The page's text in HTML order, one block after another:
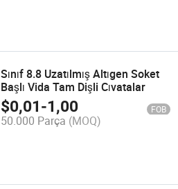
Sınıf 8.8 Uzatılmış Altıgen Soket
Başlı Vida Tam Dişli Cıvatalar
$0,01-1,00 FOB
50.000 Parça (MOQ)